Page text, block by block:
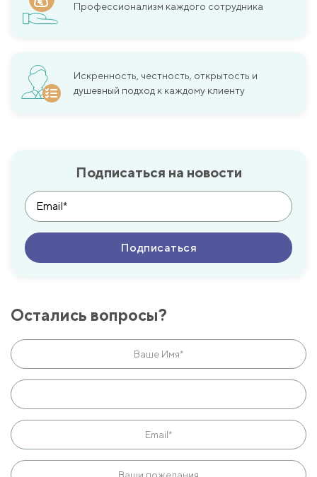
Профессионализм каждого сотрудника
Искренность, честность, открытость и
душевный подход к каждому клиенту
Подписаться на новости
Остались вопросы?